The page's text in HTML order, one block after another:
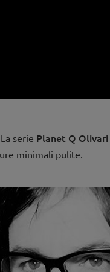
serie Planet Q Olivari
minimali pulite.